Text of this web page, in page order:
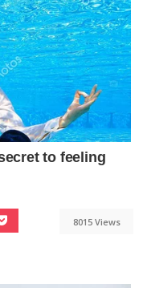
8015 Views